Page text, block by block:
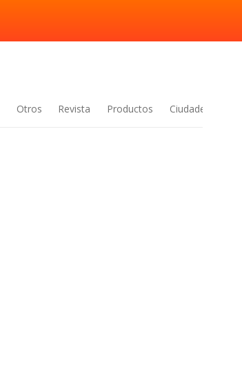
Otros Revista Productos Ciudades